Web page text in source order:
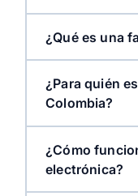
¿Qué es una
¿Para quién
Colombia?
¿Cómo
electrónica?